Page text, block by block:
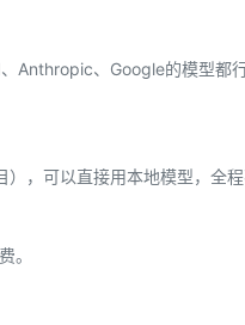
Anthropic、Google的模型都
，可以直接用本地模型，全程
。